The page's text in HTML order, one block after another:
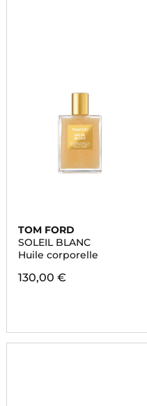
TOM FORD
SOLEIL BLANC
Huile corporelle
130,00 €